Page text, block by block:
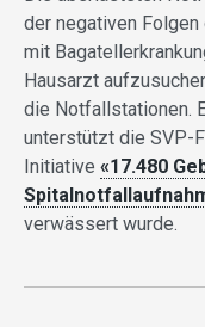
der negativen
mit
Hausarzt
die Notfallstationen.
unterstützt die SVP-
Initiative «17.480
verwässert wurde.